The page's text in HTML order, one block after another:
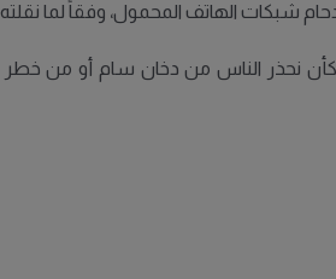
كأن نحذر الناس من دخان سام أو